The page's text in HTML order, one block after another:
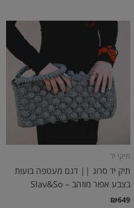
תיקי יד
תיק יד סרוג || דגם מעטפה בועות
בצבע אפור מוזהב – Slav&So
₪649